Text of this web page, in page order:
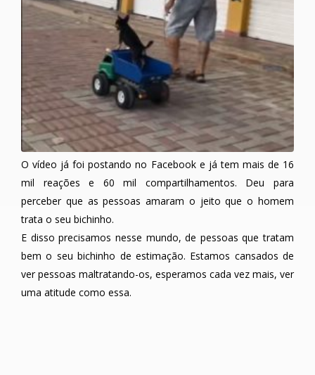
O vídeo já foi postando no Facebook e já tem mais de 16
mil reações e 60 mil compartilhamentos. Deu para
perceber que as pessoas amaram o jeito que o homem
trata o seu bichinho.
E disso precisamos nesse mundo, de pessoas que tratam
bem o seu bichinho de estimação. Estamos cansados de
ver pessoas maltratando-os, esperamos cada vez mais, ver
uma atitude como essa.